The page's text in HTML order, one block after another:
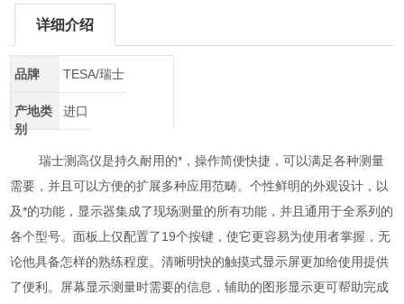
详细介绍
品牌 TESA/瑞士
产地类
别
进口
瑞士测高仪是持久耐用的*，操作简便快捷，可以满足各种测量
需要，并且可以方便的扩展多种应用范畴。个性鲜明的外观设计，以
及*的功能，显示器集成了现场测量的所有功能，并且通用于全系列的
各个型号。面板上仅配置了19个按键，使它更容易为使用者掌握，无
论他具备怎样的熟练程度。清晰明快的触摸式显示屏更加给使用提供
了便利。屏幕显示测量时需要的信息，辅助的图形显示更可帮助完成